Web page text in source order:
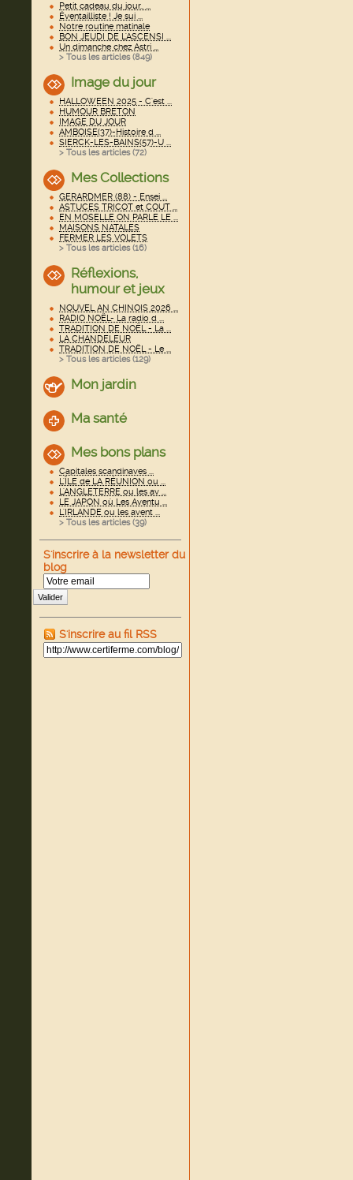
Petit cadeau du jour.. ...
Éventailliste ! Je sui ...
Notre routine matinale
BON JEUDI DE L'ASCENSI ...
Un dimanche chez Astri ...
> Tous les articles (849)
Image du jour
HALLOWEEN 2025 - C'est ...
HUMOUR BRETON
IMAGE DU JOUR
AMBOISE(37)-Histoire d ...
SIERCK-LES-BAINS(57)-U ...
> Tous les articles (72)
Mes Collections
GERARDMER (88) - Ensei ...
ASTUCES TRICOT et COUT ...
EN MOSELLE ON PARLE LE ...
MAISONS NATALES
FERMER LES VOLETS
> Tous les articles (16)
Réflexions,
humour et jeux
NOUVEL AN CHINOIS 2026 ...
RADIO NOËL- La radio d ...
TRADITION DE NOËL - La ...
LA CHANDELEUR
TRADITION DE NOËL - Le ...
> Tous les articles (129)
Mon jardin
Ma santé
Mes bons plans
Capitales scandinaves ...
L'ÎLE de LA RÉUNION ou ...
L'ANGLETERRE ou les av ...
LE JAPON où Les Aventu ...
L'IRLANDE ou les avent ...
> Tous les articles (39)
S'inscrire à la newsletter du
blog
Valider
S'inscrire au fil RSS